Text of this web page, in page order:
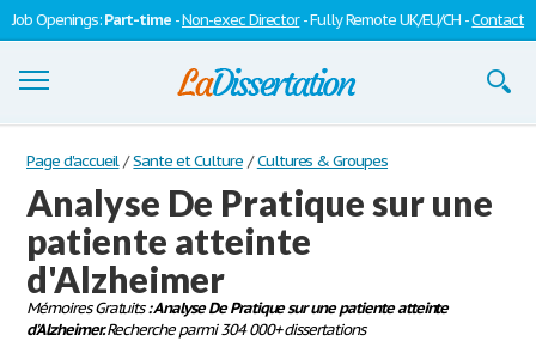
Job Openings:Part-time -Non-exec Director- Fully Remote UK/EU/CH -Contact
Dissertations
S'inscrire
Se connecter
Contactez-nous
Page d'accueil / Sante et Culture / Cultures & Groupes
Analyse De Pratique sur une
patiente atteinte
d'Alzheimer
Mémoires Gratuits: Analyse De Pratique sur une patiente atteinte
d'Alzheimer.Recherche parmi 304 000+ dissertations